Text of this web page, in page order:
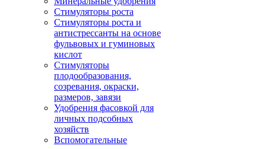
Стимуляторы роста
Стимуляторы роста и
антистрессанты на основе
фульвовых и гуминовых
кислот
Стимуляторы
плодообразования,
созревания, окраски,
размеров, завязи
Удобрения фасовкой для
личных подсобных
хозяйств
Вспомогательные